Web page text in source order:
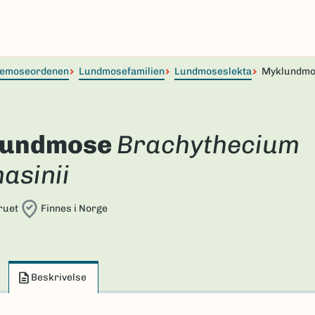
Lundmosefamilien Lundmoseslekta
Brachythecium
Finnes i Norge
Beskrivelse